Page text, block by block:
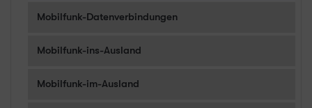
Mobilfunk-Datenverbindungen
Mobilfunk-ins-Ausland
Mobilfunk-im-Ausland